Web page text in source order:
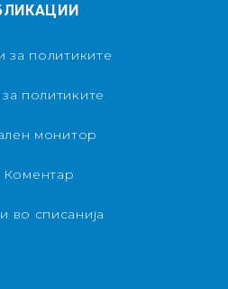
за политиките
политиките
монитор
во списанија